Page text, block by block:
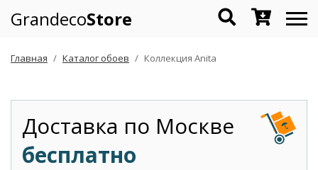
GrandecoStore
Главная Каталог обоев Коллекция Anita
Доставка по Москве
бесплатно